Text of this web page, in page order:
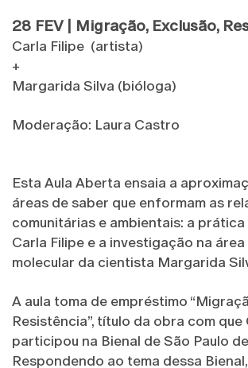
28 FEV | Migração, Exclusão,
Carla Filipe (artista)
+
Margarida Silva (bióloga)
Moderação: Laura Castro
Esta Aula Aberta ensaia a
áreas de saber que enformam as
comunitárias e ambientais: a
Carla Filipe e a investigação na
molecular da cientista Margarida
A aula toma de empréstimo
Resistência”, título da obra com que
participou na Bienal de São Paulo
Respondendo ao tema dessa